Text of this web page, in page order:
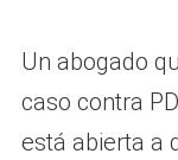
Un abogado
caso contra
está abierta a